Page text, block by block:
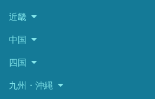
近畿
中国
四国
九州・沖縄